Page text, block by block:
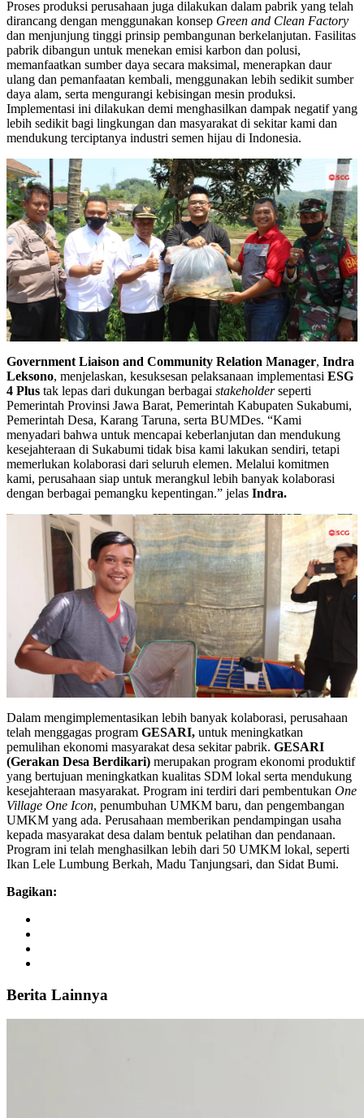
Proses produksi perusahaan juga dilakukan dalam pabrik yang telah
dirancang dengan menggunakan konsep Green and Clean Factory
dan menjunjung tinggi prinsip pembangunan berkelanjutan. Fasilitas
pabrik dibangun untuk menekan emisi karbon dan polusi,
memanfaatkan sumber daya secara maksimal, menerapkan daur
ulang dan pemanfaatan kembali, menggunakan lebih sedikit sumber
daya alam, serta mengurangi kebisingan mesin produksi.
Implementasi ini dilakukan demi menghasilkan dampak negatif yang
lebih sedikit bagi lingkungan dan masyarakat di sekitar kami dan
mendukung terciptanya industri semen hijau di Indonesia.
Government Liaison and Community Relation Manager, Indra
Leksono, menjelaskan, kesuksesan pelaksanaan implementasi ESG
4 Plus tak lepas dari dukungan berbagai stakeholderseperti
Pemerintah Provinsi Jawa Barat, Pemerintah Kabupaten Sukabumi,
Pemerintah Desa, Karang Taruna, serta BUMDes. “Kami
menyadari bahwa untuk mencapai keberlanjutan dan mendukung
kesejahteraan di Sukabumi tidak bisa kami lakukan sendiri, tetapi
memerlukan kolaborasi dari seluruh elemen. Melalui komitmen
kami, perusahaan siap untuk merangkul lebih banyak kolaborasi
dengan berbagai pemangku kepentingan.” jelas Indra.
Dalam mengimplementasikan lebih banyak kolaborasi, perusahaan
telah menggagas program GESARI, untuk meningkatkan
pemulihan ekonomi masyarakat desa sekitar pabrik. GESARI
(Gerakan Desa Berdikari) merupakan program ekonomi produktif
yang bertujuan meningkatkan kualitas SDM lokal serta mendukung
kesejahteraan masyarakat. Program ini terdiri dari pembentukan One
Village One Icon, penumbuhan UMKM baru, dan pengembangan
UMKM yang ada. Perusahaan memberikan pendampingan usaha
kepada masyarakat desa dalam bentuk pelatihan dan pendanaan.
Program ini telah menghasilkan lebih dari 50 UMKM lokal, seperti
Ikan Lele Lumbung Berkah, Madu Tanjungsari, dan Sidat Bumi.
Bagikan:
Berita Lainnya